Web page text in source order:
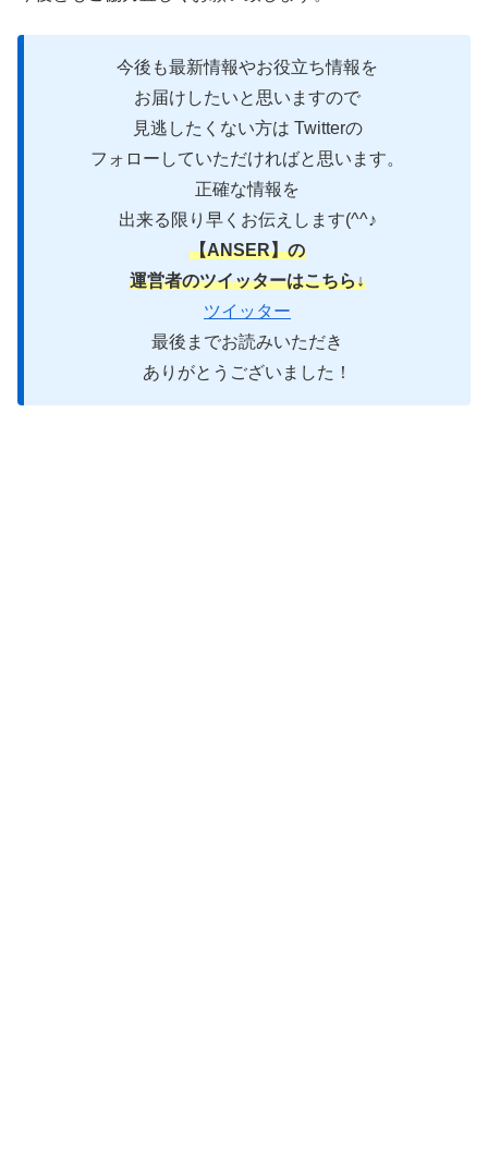
今後も最新情報やお役立ち情報を
お届けしたいと思いますので
見逃したくない方は Twitterの
フォローしていただければと思います。
正確な情報を
出来る限り早くお伝えします(^^♪
【ANSER】の
運営者のツイッターはこちら↓
ツイッター
最後までお読みいただき
ありがとうございました！